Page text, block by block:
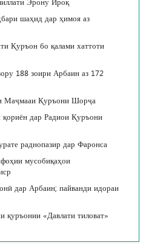
шаҳид дар ҳимоя аз
Қуръон бо қалами хаттоти
188 зоири Арбаин аз 172
Маҷмааи Қуръони Шорҷа
қориён дар Радиои Қуръони
раднопазир дар Фаронса
мусобиқаҳои
дар Арбаин; пайванди идораи
қуръонии «Давлати тиловат»